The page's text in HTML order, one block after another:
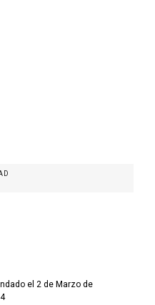
el 2 de Marzo de